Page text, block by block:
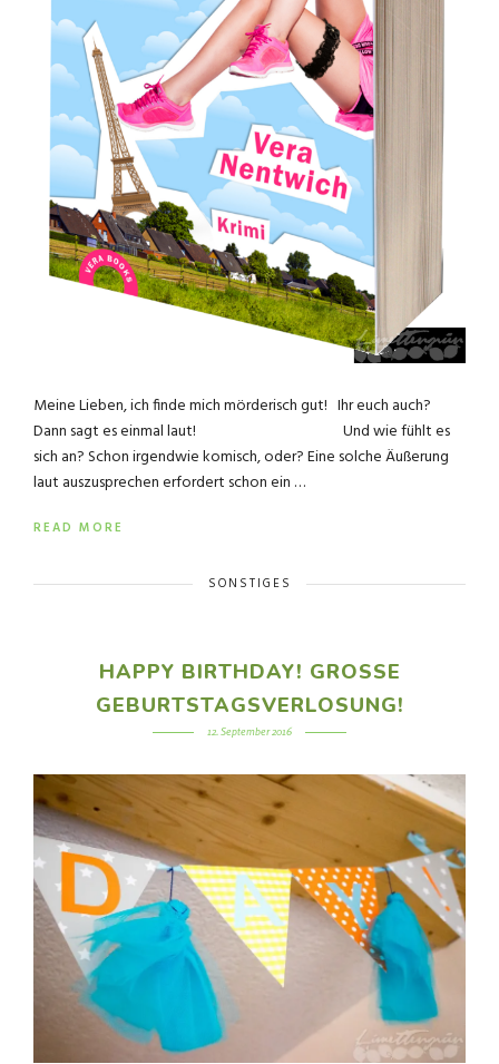
Meine Lieben, ich finde mich mörderisch gut! Ihr euch auch?
Dann sagt es einmal laut! Und wie fühlt es
sich an? Schon irgendwie komisch, oder? Eine solche Äußerung
laut auszusprechen erfordert schon ein …
READ MORE
SONSTIGES
HAPPY BIRTHDAY! GROSSE G
EBURTSTAGSVERLOSUNG!
12. September 2016